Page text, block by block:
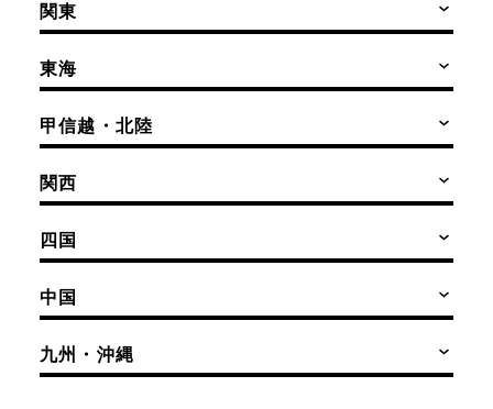
関東
東海
甲信越・北陸
関西
四国
中国
九州・沖縄